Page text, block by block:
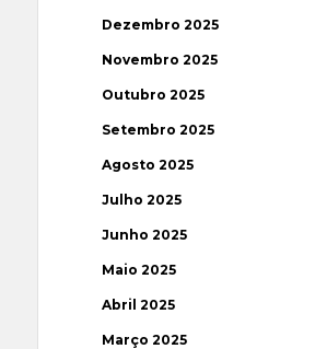
Dezembro 2025
Novembro 2025
Outubro 2025
Setembro 2025
Agosto 2025
Julho 2025
Junho 2025
Maio 2025
Abril 2025
Março 2025